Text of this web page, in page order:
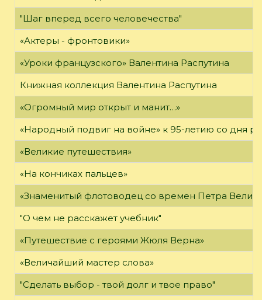
"Шаг вперед всего человечества"
«Актеры - фронтовики»
«Уроки французского» Валентина Распутина
Книжная коллекция Валентина Распутина
«Огромный мир открыт и манит…»
«Народный подвиг на войне» к 95-летию со дня
«Великие путешествия»
«На кончиках пальцев»
«Знаменитый флотоводец со времен Петра
"О чем не расскажет учебник"
«Путешествие с героями Жюля Верна»
«Величайший мастер слова»
"Сделать выбор - твой долг и твое право"